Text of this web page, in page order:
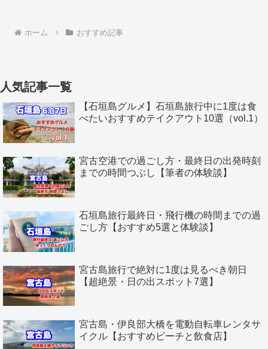
ホーム おすすめ記事
人気記事一覧
【石垣島グルメ】石垣島旅行中に1度は食
べたいおすすめテイクアウト10選（vol.1）
宮古空港での過ごし方・最終日の出発時刻
までの時間つぶし【筆者の体験談】
石垣島旅行最終日・飛行機の時間までの過
ごし方【おすすめ5選と体験談】
宮古島旅行で絶対に1度は見るべき朝日
【超絶景・日の出スポット7選】
宮古島・伊良部大橋を電動自転車レンタサ
イクル【おすすめビーチと飲食店】